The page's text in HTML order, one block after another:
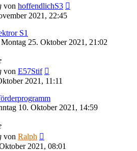
von hoffendlichS3
2021, 22:45
S1
Montag 25. Oktober 2021, 21:02
von E57Stif
2021, 11:11
10. Oktober 2021, 14:59
von Ralph
2021, 08:01